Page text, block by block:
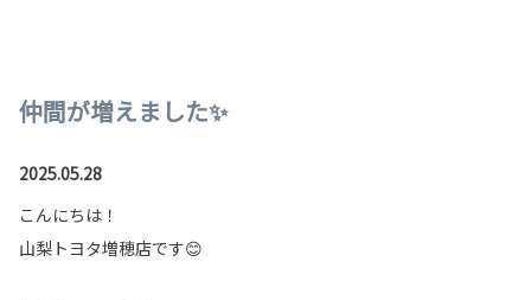
仲間が増えました✨
2025.05.28
こんにちは！
山梨トヨタ増穂店です😊